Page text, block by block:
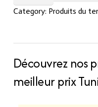
fait
main
Category: Produits du
Découvrez nos
meilleur prix